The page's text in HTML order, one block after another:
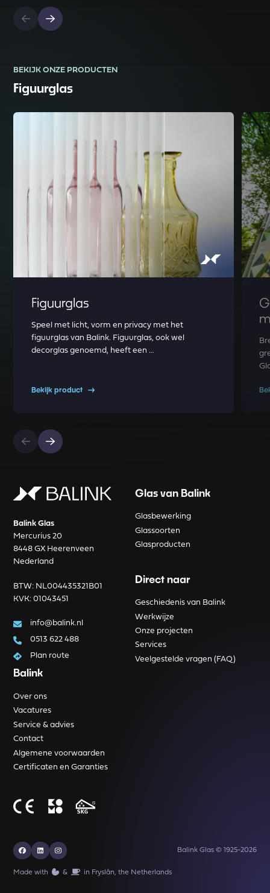
BEKIJK ONZE PRODUCTEN
Figuurglas
Read more about Figuurglas
Figuurglas
Speel met licht, vorm en privacy met het
figuurglas van Balink. Figuurglas, ook wel
decorglas genoemd, heeft een …
Bekijk product
Read
Balink Glas
Mercurius 20
8448 GX Heerenveen
Nederland
BTW: NL004435321B01
KVK: 01043451
info@balink.nl
0513 622 488
Plan route
Glas van Balink
Glasbewerking
Glassoorten
Glasproducten
Direct naar
Geschiedenis van Balink
Werkwijze
Onze projecten
Services
Veelgestelde vragen (FAQ)
Balink
Over ons
Vacatures
Service & advies
Contact
Algemene voorwaarden
Certificaten en Garanties
Balink Glas © 1925-2026
Made with ️& in Fryslân, the Netherlands